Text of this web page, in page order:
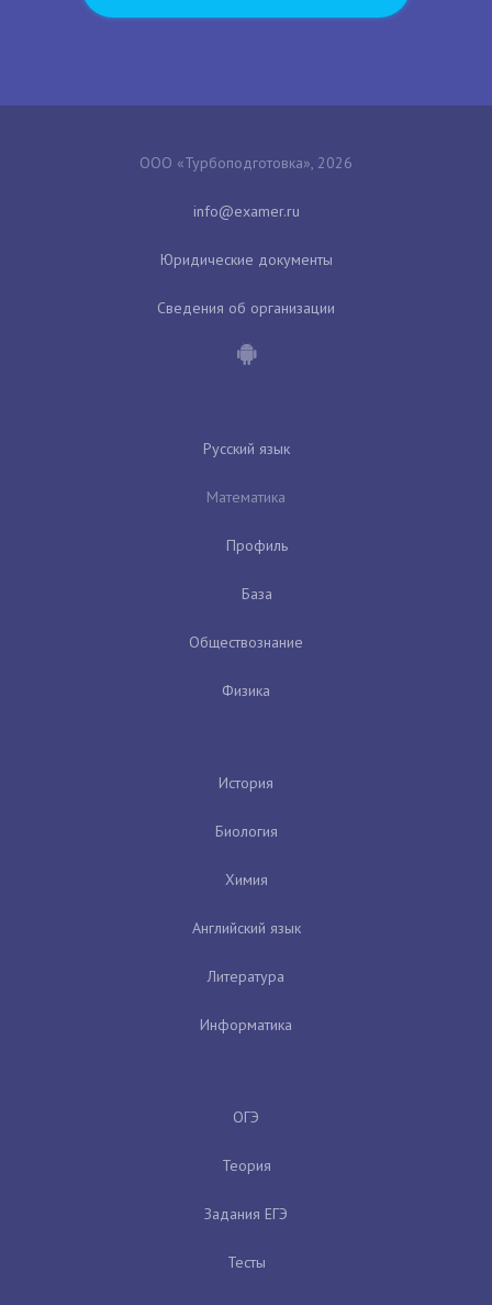
ООО «Турбоподготовка», 2026
Юридические документы
Сведения об организации
Русский язык
Математика
Профиль
База
Обществознание
Физика
История
Биология
Химия
Английский язык
Литература
Информатика
ОГЭ
Теория
Задания ЕГЭ
Тесты